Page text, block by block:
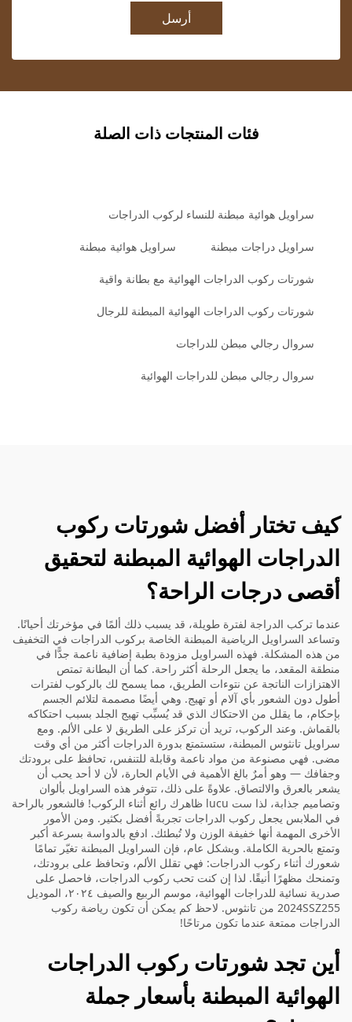
أرسل
فئات المنتجات ذات الصلة
سراويل هوائية مبطنة للنساء لركوب الدراجات
سراويل دراجات مبطنة سراويل هوائية مبطنة
شورتات ركوب الدراجات الهوائية مع بطانة واقية
شورتات ركوب الدراجات الهوائية المبطنة للرجال
سروال رجالي مبطن للدراجات
سروال رجالي مبطن للدراجات الهوائية
كيف تختار أفضل شورتات ركوب
الدراجات الهوائية المبطنة لتحقيق
أقصى درجات الراحة؟
عندما تركب الدراجة لفترة طويلة، قد يسبب ذلك ألمًا في مؤخرتك أحيانًا.
وتساعد السراويل الرياضية المبطنة الخاصة بركوب الدراجات في التخفيف
من هذه المشكلة. فهذه السراويل مزودة بطبة إضافية ناعمة جدًّا في
منطقة المقعد، ما يجعل الرحلة أكثر راحة. كما أن البطانة تمتص
الاهتزازات الناتجة عن نتوءات الطريق، مما يسمح لك بالركوب لفترات
أطول دون الشعور بأي آلام أو تهيج. وهي أيضًا مصممة لتلائم الجسم
بإحكام، ما يقلل من الاحتكاك الذي قد يُسبِّب تهيج الجلد بسبب احتكاكه
بالقماش. وعند الركوب، تريد أن تركز على الطريق لا على الألم. ومع
سراويل تانثوس المبطنة، ستستمتع بدورة الدراجات أكثر من أي وقت
مضى. فهي مصنوعة من مواد ناعمة وقابلة للتنفس، تحافظ على برودتك
وجفافك — وهو أمرٌ بالغ الأهمية في الأيام الحارة، لأن لا أحد يحب أن
يشعر بالعرق والالتصاق. علاوةً على ذلك، تتوفر هذه السراويل بألوان
وتصاميم جذابة، لذا ست lucu ظاهرك رائع أثناء الركوب! فالشعور بالراحة
في الملابس يجعل ركوب الدراجات تجربةً أفضل بكثير. ومن الأمور
الأخرى المهمة أنها خفيفة الوزن ولا تُبطئك. ادفع بالدواسة بسرعة أكبر
وتمتع بالحرية الكاملة. وبشكل عام، فإن السراويل المبطنة تغيّر تمامًا
شعورك أثناء ركوب الدراجات: فهي تقلل الألم، وتحافظ على برودتك،
وتمنحك مظهرًا أنيقًا. لذا إن كنت تحب ركوب الدراجات، فاحصل على
صدرية نسائية للدراجات الهوائية، موسم الربيع والصيف ٢٠٢٤، الموديل
2024SSZ255 من تانثوس. لاحظ كم يمكن أن تكون رياضة ركوب
الدراجات ممتعة عندما تكون مرتاحًا!
أين تجد شورتات ركوب الدراجات
الهوائية المبطنة بأسعار جملة